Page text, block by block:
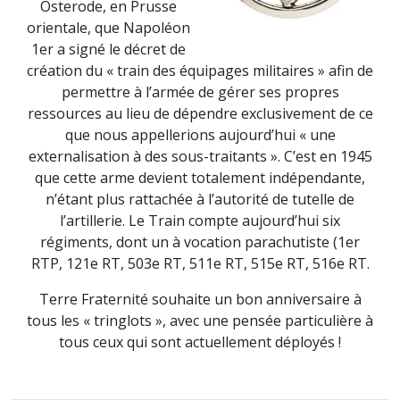
Osterode, en Prusse
orientale, que Napoléon
1er a signé le décret de
création du « train des équipages militaires » afin de
permettre à l’armée de gérer ses propres
ressources au lieu de dépendre exclusivement de ce
que nous appellerions aujourd’hui « une
externalisation à des sous-traitants ». C’est en 1945
que cette arme devient totalement indépendante,
n’étant plus rattachée à l’autorité de tutelle de
l’artillerie. Le Train compte aujourd’hui six
régiments, dont un à vocation parachutiste (1er
RTP, 121e RT, 503e RT, 511e RT, 515e RT, 516e RT.
Terre Fraternité souhaite un bon anniversaire à
tous les « tringlots », avec une pensée particulière à
tous ceux qui sont actuellement déployés !